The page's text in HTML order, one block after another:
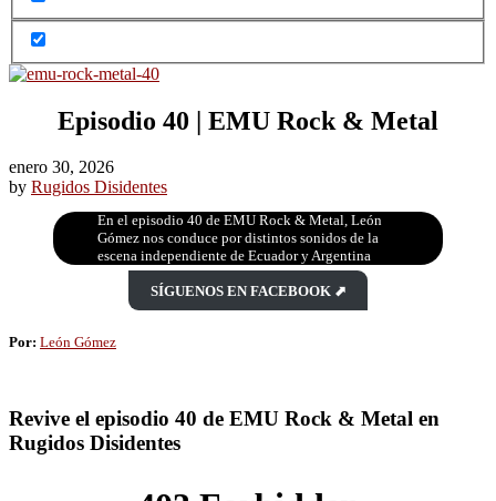
Episodio 40 | EMU Rock & Metal
enero 30, 2026
by Rugidos Disidentes
En el episodio 40 de EMU Rock & Metal, León
Gómez nos conduce por distintos sonidos de la
escena independiente de Ecuador y Argentina
SÍGUENOS EN FACEBOOK ⬈
Por: León Gómez
Revive el episodio 40 de EMU Rock & Metal en
Rugidos Disidentes